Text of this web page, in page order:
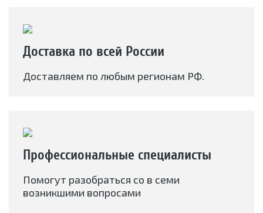
Доставка по всей России
Доставляем по любым регионам РФ.
Профессиональные специалисты
Помогут разобраться со в семи
возникшими вопросами